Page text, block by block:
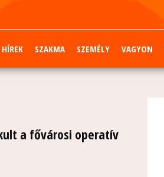
HÍREK SZAKMA SZEMÉLY VAGYON
a fővárosi operatív